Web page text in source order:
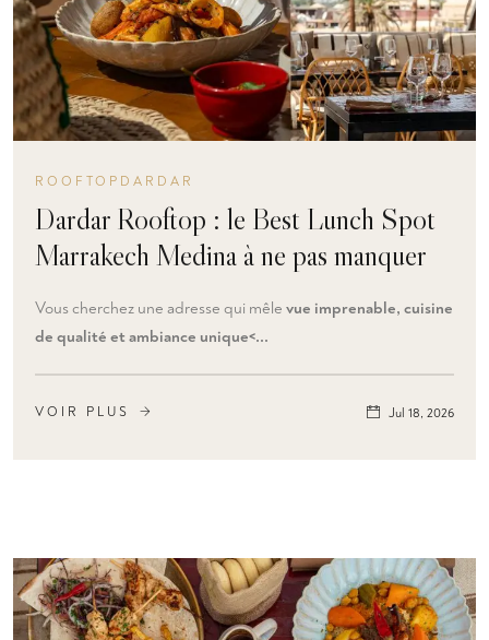
ROOFTOPDARDAR
Dardar Rooftop : le Best Lunch Spot
Marrakech Medina à ne pas manquer
Vous cherchez une adresse qui mêle vue imprenable, cuisine
de qualité et ambiance unique<...
VOIR PLUS Jul 18, 2026